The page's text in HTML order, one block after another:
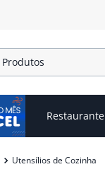
Restaurante
Utensílios de Cozinha